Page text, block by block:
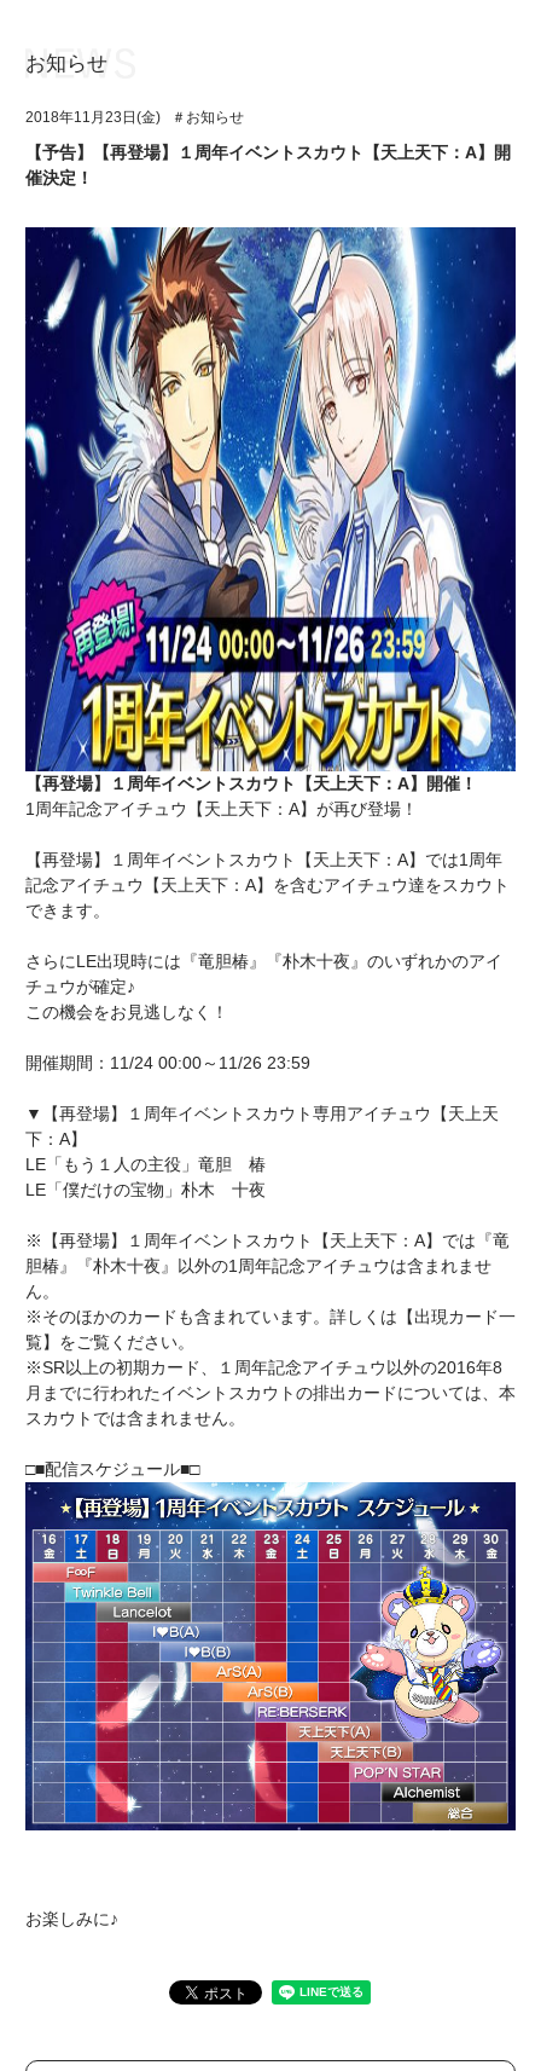
ユニット&キャラクター
アプリゲーム
イベント・キャンペーン
ミュージック
グッズ・本
ギャラリー
アイ★チュウとは
ユニット&キャラクター
アプリゲーム
イベント・キャンペーン
ミュージック
グッズ・本
ギャラリー
お知らせ
2018年11月23日(金) ＃お知らせ
【予告】【再登場】１周年イベントスカウト【天上天下：A】開
催決定！
【再登場】１周年イベントスカウト【天上天下：A】開催！
1周年記念アイチュウ【天上天下：A】が再び登場！
【再登場】１周年イベントスカウト【天上天下：A】では1周年
記念アイチュウ【天上天下：A】を含むアイチュウ達をスカウト
できます。
さらにLE出現時には『竜胆椿』『朴木十夜』のいずれかのアイ
チュウが確定♪
この機会をお見逃しなく！
開催期間：11/24 00:00～11/26 23:59
▼【再登場】１周年イベントスカウト専用アイチュウ【天上天
下：A】
LE「もう１人の主役」竜胆 椿
LE「僕だけの宝物」朴木 十夜
※【再登場】１周年イベントスカウト【天上天下：A】では『竜
胆椿』『朴木十夜』以外の1周年記念アイチュウは含まれませ
ん。
※そのほかのカードも含まれています。詳しくは【出現カード一
覧】をご覧ください。
※SR以上の初期カード、１周年記念アイチュウ以外の2016年8
月までに行われたイベントスカウトの排出カードについては、本
スカウトでは含まれません。
□■配信スケジュール■□
お楽しみに♪